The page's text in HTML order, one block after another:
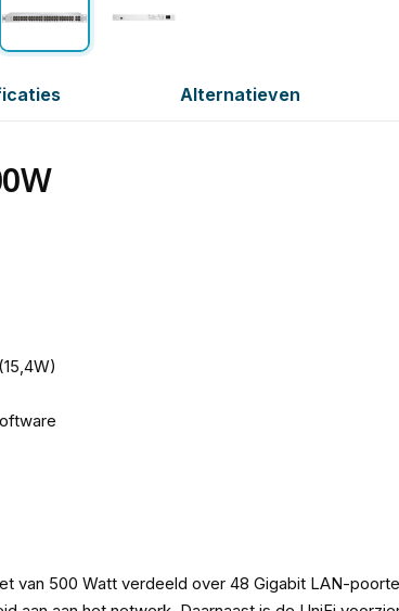
Alternatieven
van 500 Watt verdeeld over 48 Gigabit LAN-